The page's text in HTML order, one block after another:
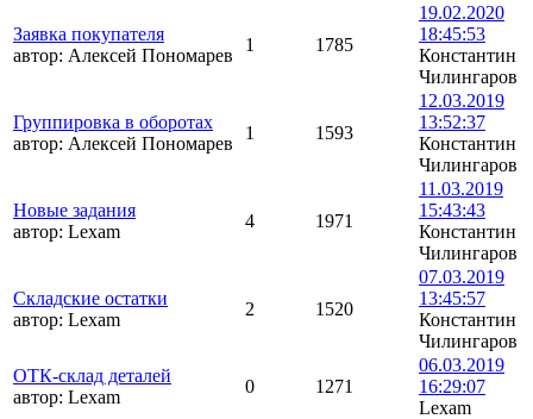
Заявка покупателя
автор: Алексей Пономарев
1 1785
19.02.2020
18:45:53
Константин
Чилингаров
Группировка в оборотах
автор: Алексей Пономарев
1 1593
12.03.2019
13:52:37
Константин
Чилингаров
Новые задания
автор: Lexam
4 1971
11.03.2019
15:43:43
Константин
Чилингаров
Складские остатки
автор: Lexam
2 1520
07.03.2019
13:45:57
Константин
Чилингаров
ОТК-склад деталей
автор: Lexam
0 1271
06.03.2019
16:29:07
Lexam